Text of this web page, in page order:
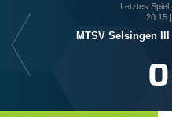
Letztes
20:15
MTSV Selsingen III
